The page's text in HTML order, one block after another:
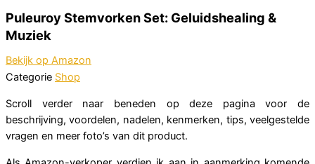
Puleuroy Stemvorken Set: Geluidshealing &
Muziek
Bekijk op Amazon
Categorie Shop
Scroll verder naar beneden op deze pagina voor de
beschrijving, voordelen, nadelen, kenmerken, tips, veelgestelde
vragen en meer foto’s van dit product.